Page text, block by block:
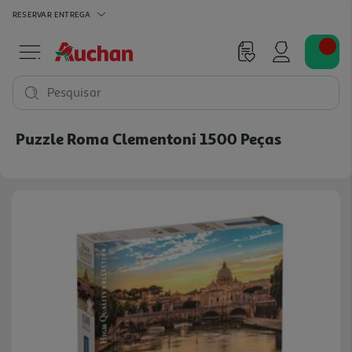
RESERVAR ENTREGA
Pesquisar
Puzzle Roma Clementoni 1500 Peças